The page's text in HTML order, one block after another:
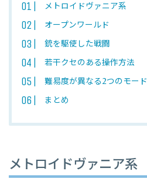
メトロイドヴァニア系
オープンワールド
銃を駆使した戦闘
若干クセのある操作方法
難易度が異なる2つのモード
まとめ
メトロイドヴァニア系